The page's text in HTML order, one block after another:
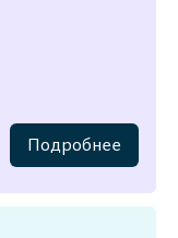
Подробнее